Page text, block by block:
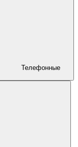
Телефонные